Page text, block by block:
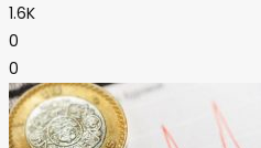
1.6K
0
0